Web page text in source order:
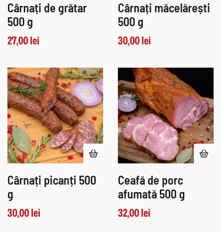
Cârnați de grătar
500 g
27,00lei
Cârnați măcelărești
500 g
30,00lei
Cârnați picanți 500
g
30,00lei
Ceafă de porc
afumată 500 g
32,00lei